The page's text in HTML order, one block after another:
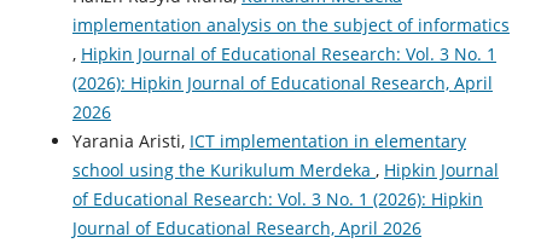
implementation analysis on the subject of informatics
, Hipkin Journal of Educational Research: Vol. 3 No. 1
(2026): Hipkin Journal of Educational Research, April
2026
Yarania Aristi, ICT implementation in elementary
school using the Kurikulum Merdeka , Hipkin Journal
of Educational Research: Vol. 3 No. 1 (2026): Hipkin
Journal of Educational Research, April 2026